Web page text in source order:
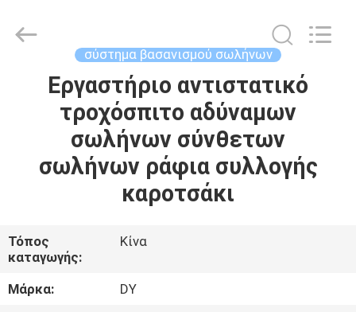
ΣΠΊΤΙ
ΠΡΟΪΌΝΤΑ
ΠΕΡΊΠΟΥ
ΓΎΡΟΣ
ΕΡΓΟΣΤΑΣΊΩΝ
σύστημα βασανισμού σωλήνων
Εργαστήριο αντιστατικό
τροχόσπιτο αδύναμων
σωλήνων σύνθετων
σωλήνων ράφια συλλογής
καροτσάκι
Τόπος
καταγωγής:
Κίνα
Μάρκα:
DY